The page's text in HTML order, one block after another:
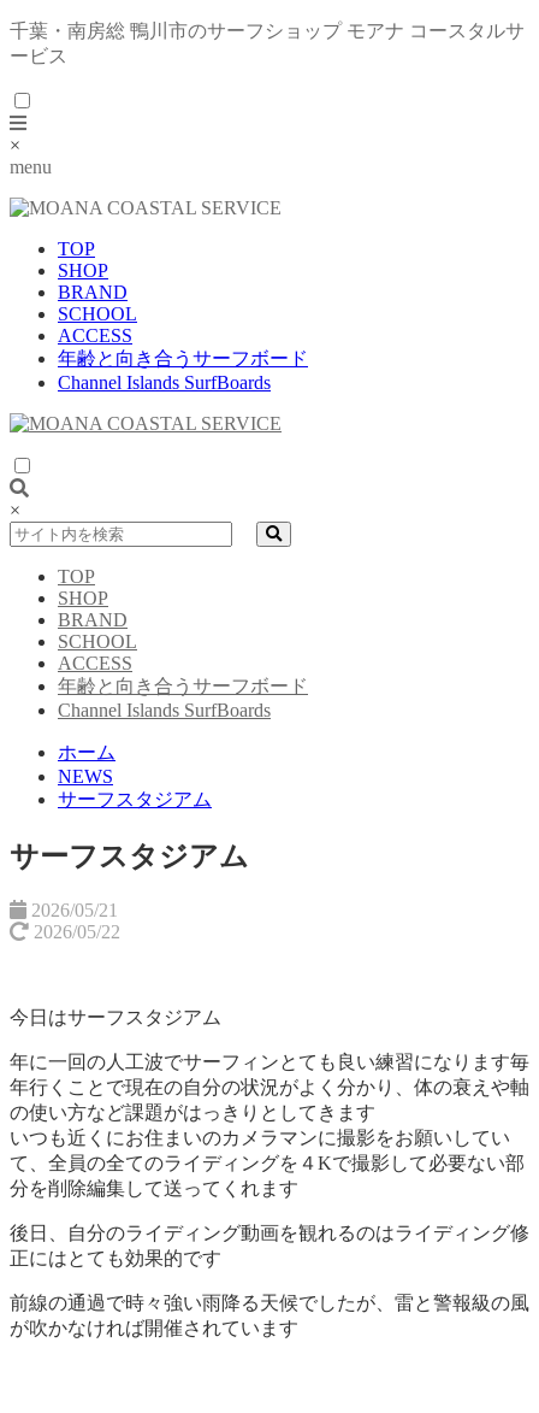
千葉・南房総 鴨川市のサーフショップ モアナ コースタルサ
ービス
×
menu
TOP
SHOP
BRAND
SCHOOL
ACCESS
年齢と向き合うサーフボード
Channel Islands SurfBoards
×
TOP
SHOP
BRAND
SCHOOL
ACCESS
年齢と向き合うサーフボード
Channel Islands SurfBoards
ホーム
NEWS
サーフスタジアム
サーフスタジアム
2026/05/21
2026/05/22
今日はサーフスタジアム
年に一回の人工波でサーフィンとても良い練習になります毎
年行くことで現在の自分の状況がよく分かり、体の衰えや軸
の使い方など課題がはっきりとしてきます
いつも近くにお住まいのカメラマンに撮影をお願いしてい
て、全員の全てのライディングを４Kで撮影して必要ない部
分を削除編集して送ってくれます
後日、自分のライディング動画を観れるのはライディング修
正にはとても効果的です
前線の通過で時々強い雨降る天候でしたが、雷と警報級の風
が吹かなければ開催されています